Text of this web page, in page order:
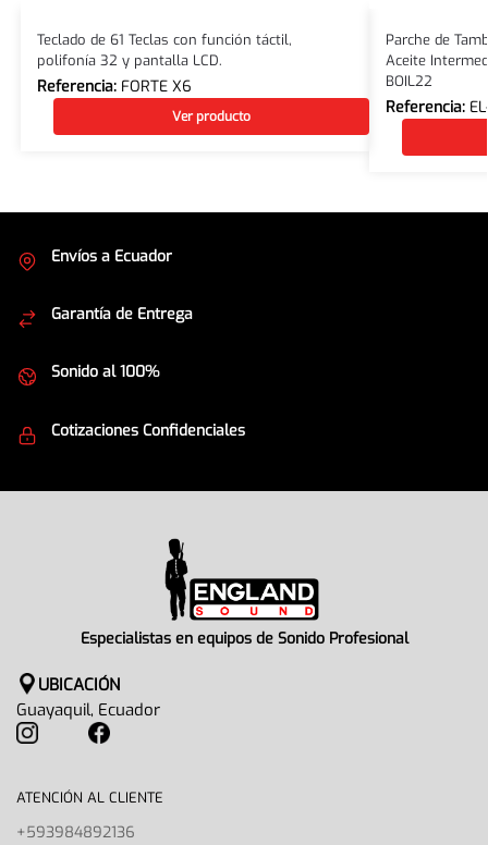
Teclado de 61 Teclas con función táctil,
polifonía 32 y pantalla LCD.
Referencia: FORTE X6
Ver producto
Parche de
Aceite
BOIL22
Referencia:
Envíos a Ecuador
Garantía de Entrega
Sonido al 100%
Cotizaciones Confidenciales
Especialistas en equipos de Sonido Profesional
UBICACIÓN
Guayaquil, Ecuador
ATENCIÓN AL CLIENTE
+593984892136